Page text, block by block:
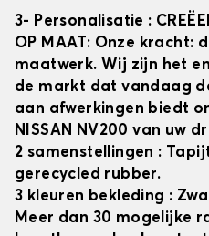
3- Personalisatie :
OP MAAT: Onze kracht:
maatwerk. Wij zijn het
de markt dat vandaag
aan afwerkingen biedt
NISSAN NV200 van uw
2 samenstellingen :
gerecycled rubber.
3 kleuren bekleding :
Meer dan 30 mogelijke